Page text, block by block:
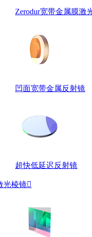
Zerodur宽带金属膜激
凹面宽带金属反射镜
超快低延迟反射镜
光棱镜